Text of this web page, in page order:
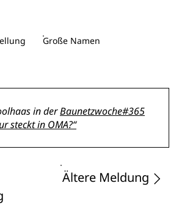
Große Namen
in derBaunetzwoche#365
steckt in OMA?“
Ältere Meldung